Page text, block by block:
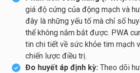
giá độ cứng của động mạch và
đây là những yếu tố mà chỉ số
thể không nắm bắt được. PWA
tin chi tiết về sức khỏe tim mạch
chiến lược điều trị.
Đo huyết áp định kỳ: Theo dõi